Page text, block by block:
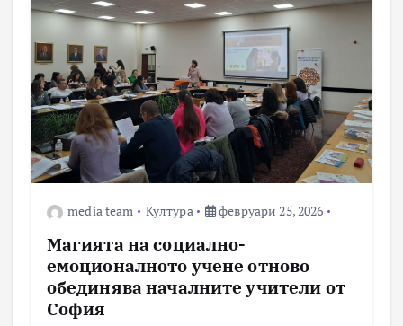
media team Култура февруари 25, 2026
Магията на социално-
емоционалното учене отново
обединява началните учители от
София